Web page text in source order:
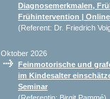
Diagnosemerkmalen,
Frühintervention |
(Referent: Dr. Friedrich
Oktober 2026
Feinmotorische und
im Kindesalter
Seminar